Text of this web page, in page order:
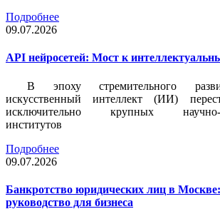
Подробнее
09.07.2026
API нейросетей: Мост к
В эпоху стремительного
искусственный интеллект (ИИ)
исключительно крупных научно-
институтов
Подробнее
09.07.2026
Банкротство юридических лиц в
руководство для бизнеса